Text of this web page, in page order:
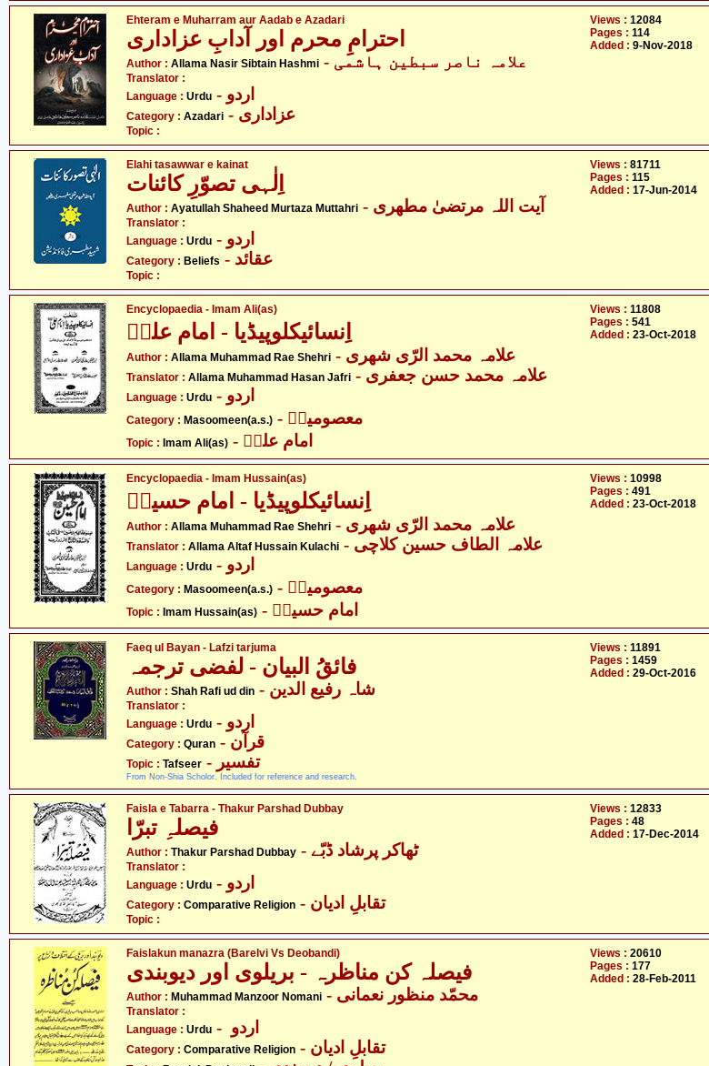
Ehteram e Muharram aur Aadab e Azadari
احترامِ محرم اور آدابِ عزاداری
Author : Allama Nasir Sibtain Hashmi - علامہ ناصر سبطین ہاشمی
Translator :
Language : Urdu - اردو
Category : Azadari - عزاداری
Topic :
Views : 12084
Pages : 114
Added : 9-Nov-2018
Elahi tasawwar e kainat
اِلٰہی تصوّرِ کائنات
Author : Ayatullah Shaheed Murtaza Muttahri - آیت اللہ مرتضیٰ مطھری
Translator :
Language : Urdu - اردو
Category : Beliefs - عقائد
Topic :
Views : 81711
Pages : 115
Added : 17-Jun-2014
Encyclopaedia - Imam Ali(as)
اِنسائیکلوپیڈیا - امام علیؑ
Author : Allama Muhammad Rae Shehri - علامہ محمد الرّی شھری
Translator : Allama Muhammad Hasan Jafri - علامہ محمد حسن جعفری
Language : Urdu - اردو
Category : Masoomeen(a.s.) - معصومینؑ
Topic : Imam Ali(as) - امام علیؑ
Views : 11808
Pages : 541
Added : 23-Oct-2018
Encyclopaedia - Imam Hussain(as)
اِنسائیکلوپیڈیا - امام حسینؑ
Author : Allama Muhammad Rae Shehri - علامہ محمد الرّی شھری
Translator : Allama Altaf Hussain Kulachi - علامہ الطاف حسین کلاچی
Language : Urdu - اردو
Category : Masoomeen(a.s.) - معصومینؑ
Topic : Imam Hussain(as) - امام حسینؑ
Views : 10998
Pages : 491
Added : 23-Oct-2018
Faeq ul Bayan - Lafzi tarjuma
فائقُ البیان - لفضی ترجمہ
Author : Shah Rafi ud din - شاہ رفیع الدین
Translator :
Language : Urdu - اردو
Category : Quran - قرآن
Topic : Tafseer - تفسیر
From Non-Shia Scholor. Included for reference and research.
Views : 11891
Pages : 1459
Added : 29-Oct-2016
Faisla e Tabarra - Thakur Parshad Dubbay
فیصلہِ تبرّا
Author : Thakur Parshad Dubbay - ٹھاکر پرشاد ڈبّے
Translator :
Language : Urdu - اردو
Category : Comparative Religion - تقابلِ ادیان
Topic :
Views : 12833
Pages : 48
Added : 17-Dec-2014
Faislakun manazra (Barelvi Vs Deobandi)
فیصلہ کن مناظرہ - بریلوی اور دیوبندی
Author : Muhammad Manzoor Nomani - محمّد منظور نعمانی
Translator :
Language : Urdu
Category : Comparative Religion - تقابلِ ادیان
Views : 20610
Pages : 177
Added : 28-Feb-2011